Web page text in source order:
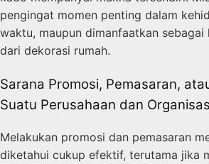
pengingat momen penting dalam
waktu, maupun dimanfaatkan sebagai
dari dekorasi rumah.
Sarana Promosi, Pemasaran,
Suatu Perusahaan dan
Melakukan promosi dan pemasaran
diketahui cukup efektif, terutama jika